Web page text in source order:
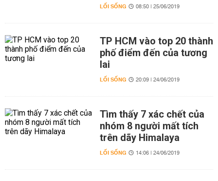
LỐI SỐNG 08:50 | 25/06/2019
TP HCM vào top 20 thành
phố điểm đến của tương
lai
LỐI SỐNG 20:09 | 24/06/2019
Tìm thấy 7 xác chết của
nhóm 8 người mất tích
trên dãy Himalaya
LỐI SỐNG 14:06 | 24/06/2019